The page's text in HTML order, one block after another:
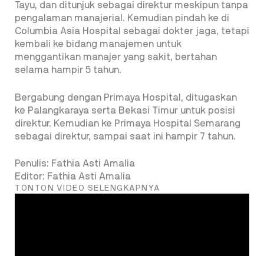
Tayu, dan ditunjuk sebagai direktur meskipun tanpa
pengalaman manajerial. Kemudian pindah ke di
Columbia Asia Hospital sebagai dokter jaga, tetapi
kembali ke bidang manajemen untuk
menggantikan manajer yang sakit, bertahan
selama hampir 5 tahun.
Bergabung dengan Primaya Hospital, ditugaskan
ke Palangkaraya serta Bekasi Timur untuk posisi
direktur. Kemudian ke Primaya Hospital Semarang
sebagai direktur, sampai saat ini hampir 7 tahun.
Penulis: Fathia Asti Amalia
Editor: Fathia Asti Amalia
TONTON VIDEO SELENGKAPNYA